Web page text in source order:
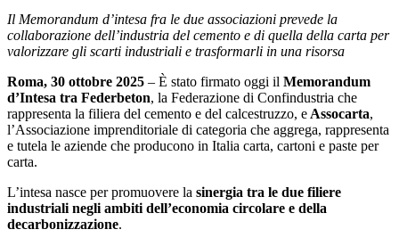
Il Memorandum d’intesa fra le due associazioni prevede la
collaborazione dell’industria del cemento e di quella della carta per
valorizzare gli scarti industriali e trasformarli in una risorsa
Roma, 30 ottobre 2025 – È stato firmato oggi il Memorandum
d’Intesa tra Federbeton, la Federazione di Confindustria che
rappresenta la filiera del cemento e del calcestruzzo, e Assocarta,
l’Associazione imprenditoriale di categoria che aggrega, rappresenta
e tutela le aziende che producono in Italia carta, cartoni e paste per
carta.
L’intesa nasce per promuovere la sinergia tra le due filiere
industriali negli ambiti dell’economia circolare e della
decarbonizzazione.